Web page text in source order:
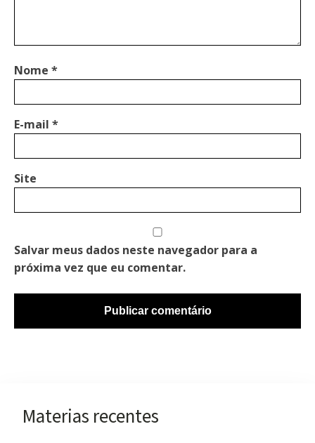
Nome *
E-mail *
Site
Salvar meus dados neste navegador para a
próxima vez que eu comentar.
Materias recentes